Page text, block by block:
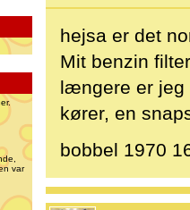
var
hejsa er det
Mit benzin
længere er jeg
kører, en
bobbel 1970